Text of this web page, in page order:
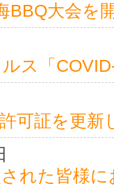
BBQ大会を
ス「
可証を更新
れた皆様